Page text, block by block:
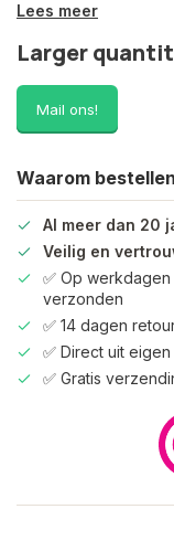
Lees meer
Larger
Mail ons!
Waarom
Al meer dan 20
Veilig en
✅ Op
verzonden
✅ 14 dagen
✅ Direct uit
✅ Gratis